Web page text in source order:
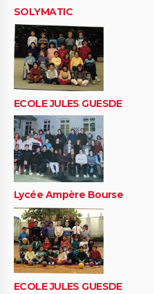
SOLYMATIC
ECOLE JULES GUESDE
Lycée Ampère Bourse
ECOLE JULES GUESDE